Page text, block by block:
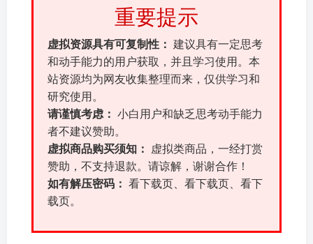
重要提示
虚拟资源具有可复制性： 建议具有一定思考
和动手能力的用户获取，并且学习使用。本
站资源均为网友收集整理而来，仅供学习和
研究使用。
请谨慎考虑： 小白用户和缺乏思考动手能力
者不建议赞助。
虚拟商品购买须知：
虚拟类商品，一经打赏
赞助，不支持退款。请谅解，谢谢合作！
如有解压密码： 看下载页、看下载页、看下
载页。